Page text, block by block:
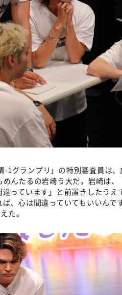
-1グランプリ」の特別審査員は
んたるの岩崎う大だ。岩崎は
っています」と前置きしたうえ
、心は間違っていてもいいんで
た。